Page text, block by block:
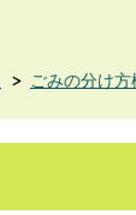
ごみの分け方